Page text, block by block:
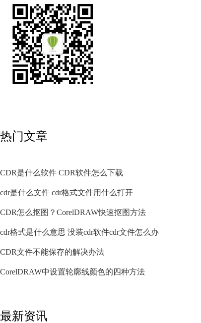
热门文章
CDR是什么软件 CDR软件怎么下载
cdr是什么文件 cdr格式文件用什么打开
CDR怎么抠图？CorelDRAW快速抠图方法
cdr格式是什么意思 没装cdr软件cdr文件怎么办
CDR文件不能保存的解决办法
CorelDRAW中设置轮廓线颜色的四种方法
最新资讯